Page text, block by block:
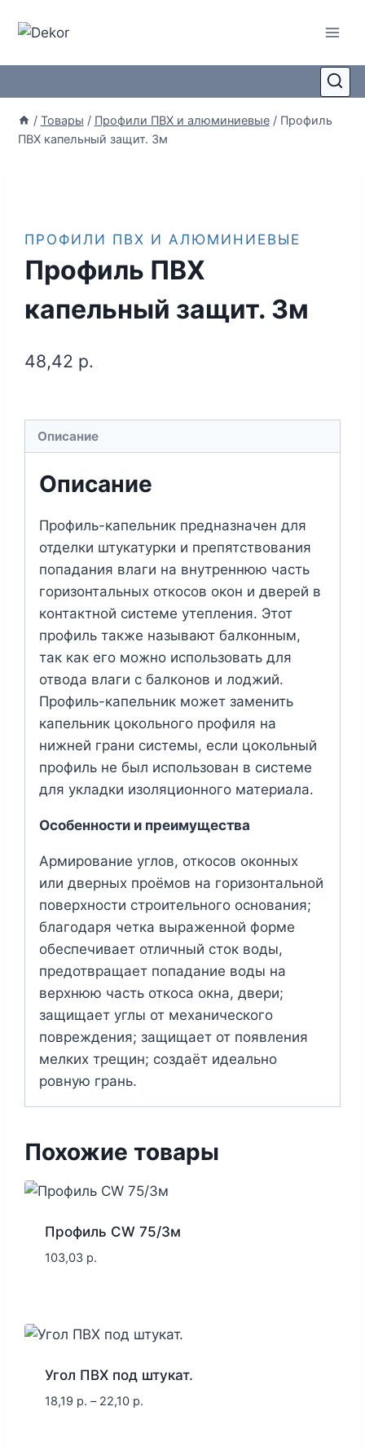
/ Товары / Профили ПВХ и алюминиевые / Профиль
ПВХ капельный защит. 3м
ПРОФИЛИ ПВХ И АЛЮМИНИЕВЫЕ
Профиль ПВХ
капельный защит. 3м
48,42 р.
Описание
Описание
Профиль-капельник предназначен для
отделки штукатурки и препятствования
попадания влаги на внутреннюю часть
горизонтальных откосов окон и дверей в
контактной системе утепления. Этот
профиль также называют балконным,
так как его можно использовать для
отвода влаги с балконов и лоджий.
Профиль-капельник может заменить
капельник цокольного профиля на
нижней грани системы, если цокольный
профиль не был использован в системе
для укладки изоляционного материала.
Особенности и преимущества
Армирование углов, откосов оконных
или дверных проёмов на горизонтальной
поверхности строительного основания;
благодаря четка выраженной форме
обеспечивает отличный сток воды,
предотвращает попадание воды на
верхнюю часть откоса окна, двери;
защищает углы от механического
повреждения; защищает от появления
мелких трещин; создаёт идеально
ровную грань.
Похожие товары
Профиль CW 75/3м
103,03 р.
Угол ПВХ под штукат.
18,19 р. – 22,10 р.